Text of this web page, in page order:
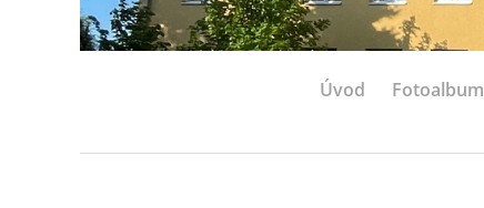
Úvod Fotoalbum